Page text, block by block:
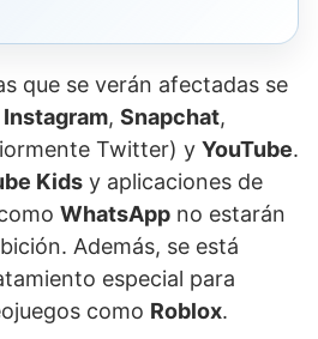
que se verán afectadas se
Instagram, Snapchat,
Twitter) y YouTube.
Kids y aplicaciones de
WhatsApp no estarán
Además, se está
especial para
como Roblox.